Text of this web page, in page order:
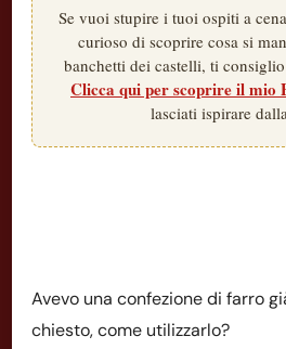
Se vuoi stupire i tuoi ospiti a
curioso di scoprire cosa si
banchetti dei castelli, ti
Clicca qui per scoprire il mio
lasciati ispirare
Avevo una confezione di farro
chiesto, come utilizzarlo?